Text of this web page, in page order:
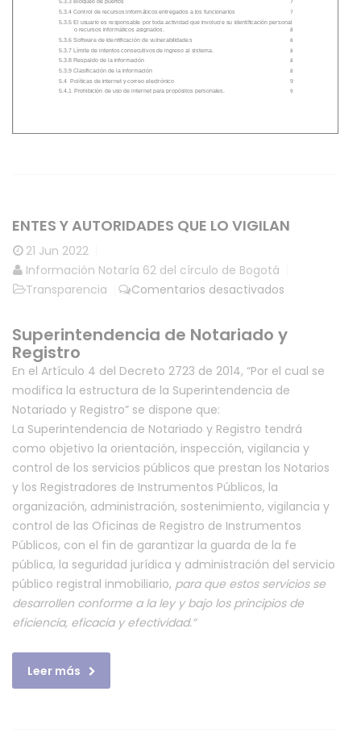
ENTES Y AUTORIDADES QUE LO VIGILAN
21 Jun 2022
Información Notaría 62 del círculo de Bogotá
Transparencia
Comentarios desactivados
y
que
lo
Superintendencia de Notariado y
Registro
En el Artículo 4 del Decreto 2723 de 2014, “Por el cual se
modifica la estructura de la Superintendencia de
Notariado y Registro” se dispone que:
La Superintendencia de Notariado y Registro tendrá
como objetivo la orientación, inspección, vigilancia y
control de los servicios públicos que prestan los Notarios
y los Registradores de Instrumentos Públicos, la
organización, administración, sostenimiento, vigilancia y
control de las Oficinas de Registro de Instrumentos
Públicos, con el fin de garantizar la guarda de la fe
pública, la seguridad jurídica y administración del servicio
público registral inmobiliario, para que estos servicios se
desarrollen conforme a la ley y bajo los principios de
eficiencia, eficacia y efectividad.”
Leer más